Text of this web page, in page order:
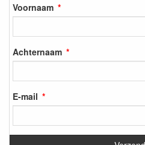
Voornaam
Achternaam
E-mail